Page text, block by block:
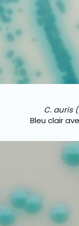
C. auris
Bleu clair
<img
src="https://
content/uploads/
width="300"
calbicans"
plus